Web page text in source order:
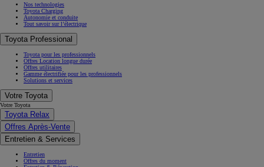
Nos technologies
Toyota Charging
Autonomie et conduite
Tout savoir sur l’électrique
Toyota Professional
Toyota pour les professionnels
Offres Location longue durée
Offres utilitaires
Gamme électrifiée pour les professionnels
Solutions et services
Votre Toyota
Votre Toyota
Toyota Relax
Offres Après-Vente
Entretien & Services
Entretien
Offres du moment